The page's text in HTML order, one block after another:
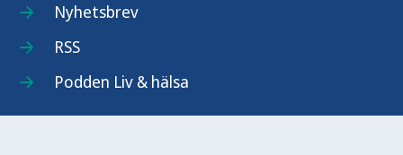
Nyhetsbrev
RSS
Podden Liv & hälsa